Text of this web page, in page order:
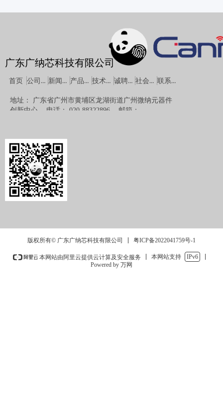
首页 公司概况 新闻中心 产品中心 技术支持 诚聘英才 社会责任 联系方式
地址：
广东省广州市黄埔区龙湖街道广州微纳元器件
创新中心
电话： 020-88322896
邮箱：
广东广纳芯科技有限公司
版权所有© 广东广纳芯科技有限公司 粤ICP备2022041759号-1
本网站由阿里云提供云计算及安全服务 本网站支持
IPv6
Powered by 万网